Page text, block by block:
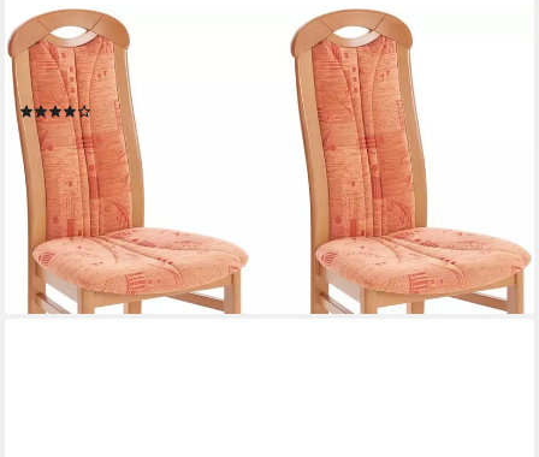
HOME AFFAIRE
4-Fußstuhl ALEX, Stuhl,Armlehnstuhl, Stuhl, Armlehnstuhl,
Ausführung mit und ohne wasserabweisender Stoff
(5)
539,99 € UVP 669,00 €
(270,00 €/ 1 Stk)
-19%
lieferbar in 4 Wochen
+18